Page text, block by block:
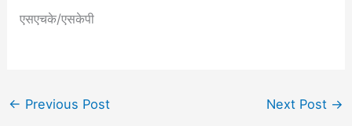
एसएचके/एसकेपी
← Previous Post Next Post →